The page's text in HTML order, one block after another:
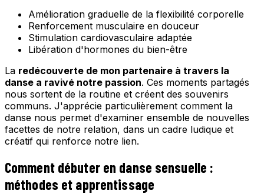
Amélioration graduelle de la flexibilité corporelle
Renforcement musculaire en douceur
Stimulation cardiovasculaire adaptée
Libération d'hormones du bien-être
La redécouverte de mon partenaire à travers la
danse a ravivé notre passion. Ces moments partagés
nous sortent de la routine et créent des souvenirs
communs. J'apprécie particulièrement comment la
danse nous permet d'examiner ensemble de nouvelles
facettes de notre relation, dans un cadre ludique et
créatif qui renforce notre lien.
Comment débuter en danse sensuelle :
méthodes et apprentissage